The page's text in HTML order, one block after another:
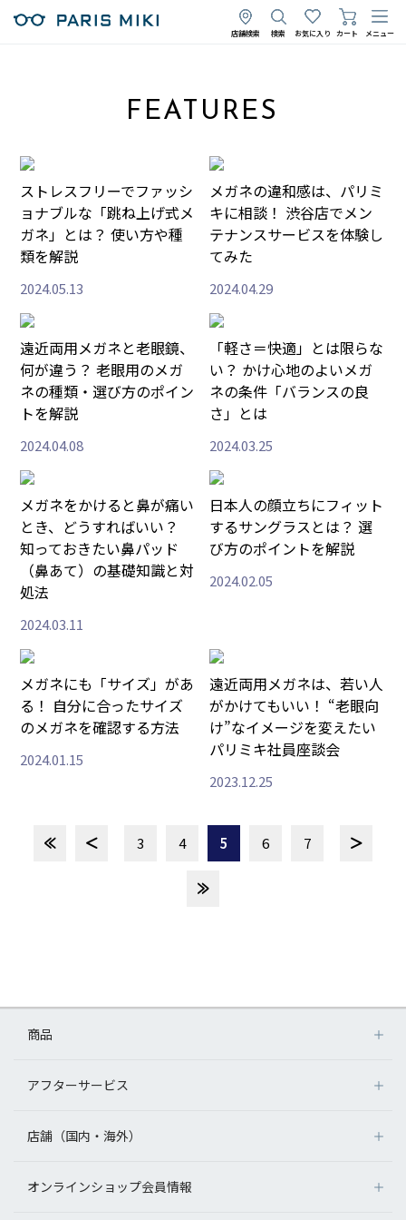
店舗検索 検索 お気に入り カート メニュー
FEATURES
ストレスフリーでファッシ
ョナブルな「跳ね上げ式メ
ガネ」とは？ 使い方や種
類を解説
2024.05.13
メガネの違和感は、パリミ
キに相談！ 渋谷店でメン
テナンスサービスを体験し
てみた
2024.04.29
遠近両用メガネと老眼鏡、
何が違う？ 老眼用のメガ
ネの種類・選び方のポイン
トを解説
2024.04.08
「軽さ＝快適」とは限らな
い？ かけ心地のよいメガ
ネの条件「バランスの良
さ」とは
2024.03.25
メガネをかけると鼻が痛い
とき、どうすればいい？
知っておきたい鼻パッド
（鼻あて）の基礎知識と対
処法
2024.03.11
日本人の顔立ちにフィット
するサングラスとは？ 選
び方のポイントを解説
2024.02.05
メガネにも「サイズ」があ
る！ 自分に合ったサイズ
のメガネを確認する方法
2024.01.15
遠近両用メガネは、若い人
がかけてもいい！ “老眼向
け”なイメージを変えたい
パリミキ社員座談会
2023.12.25
3 4 5 6 7
商品
アフターサービス
店舗（国内・海外）
オンラインショップ会員情報